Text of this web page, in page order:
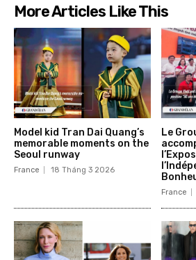
More Articles Like This
Model kid Tran Dai Quang’s
memorable moments on the
Seoul runway
France 18 Tháng 3 2026
Le
France